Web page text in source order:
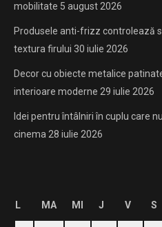
mobilitate 5 august 2026
Produsele anti-frizz controlează
textura firului 30 iulie 2026
Decor cu obiecte metalice
interioare moderne 29 iulie 2026
Idei pentru întâlniri în cuplu care
cinema28 iulie 2026
L MA MI J V S